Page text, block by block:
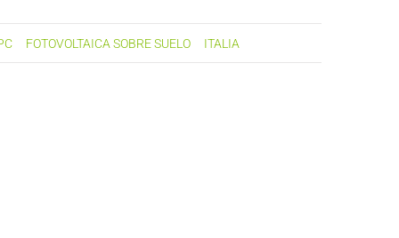
FOTOVOLTAICA SOBRE SUELO ITALIA